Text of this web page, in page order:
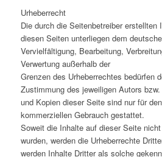
Urheberrecht
Die durch die Seitenbetreiber erstellten
diesen Seiten unterliegen dem
Vervielfältigung, Bearbeitung,
Verwertung außerhalb der
Grenzen des Urheberrechtes bedürfen
Zustimmung des jeweiligen Autors
und Kopien dieser Seite sind nur für
kommerziellen Gebrauch gestattet.
Soweit die Inhalte auf dieser Seite
wurden, werden die Urheberrechte
werden Inhalte Dritter als solche